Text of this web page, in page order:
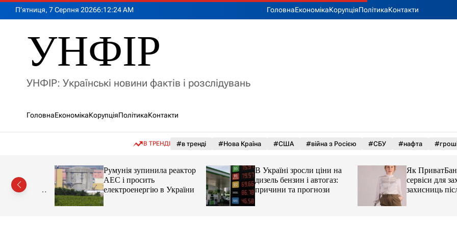
П’ятниця, 7 Серпня 20266:12:25AM ГоловнаЕкономікаКорупціяПолітикаКонтакти
УНФІР
УНФІР: Українські новини фактів і розслідувань
ГоловнаЕкономікаКорупціяПолітикаКонтакти
В ТРЕНДІ #в тренді #Нова Країна #США #війна з Росією #СБУ #нафта
цін і
Румунія зупинила реактор
АЕС і просить
електроенергію в України
В Україні зросли ціни на
дизель бензин і автогаз:
причини та прогнози
Як ПриватБанк
сервіси для
захисниць після